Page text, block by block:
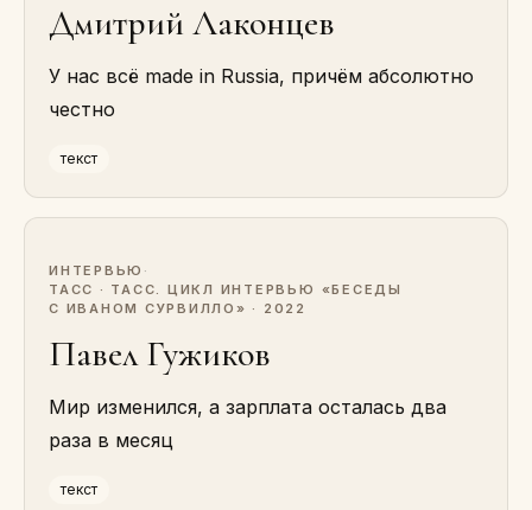
Дмитрий Лаконцев
У нас всё made in Russia, причём абсолютно
честно
текст
ИНТЕРВЬЮ ·
ТАСС · ТАСС. ЦИКЛ ИНТЕРВЬЮ «БЕСЕДЫ
С ИВАНОМ СУРВИЛЛО» · 2022
Павел Гужиков
Мир изменился, а зарплата осталась два
раза в месяц
текст